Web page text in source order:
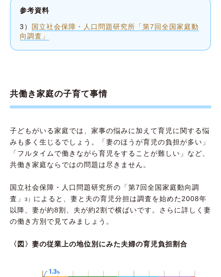
参考資料
3）
国立社会保障・人口問題研究所「第7回全国家庭動
向調査」
共働き家庭の子育て事情
子どもがいる家庭では、家事の悩みに加えて育児に関する悩
みも多く生じるでしょう。「妻のほうが育児の負担が多い」
「フルタイムで働きながら育児をすることが難しい」など、
共働き家庭ならではの問題は尽きません。
国立社会保障・人口問題研究所の「第7回全国家庭動向調
査」
3） によると、妻と夫の育児分担は調査を始めた2008年
以降、妻が約8割、夫が約2割で横ばいです。さらに詳しく妻
の働き方別で見てみましょう。
〈図〉妻の従業上の地位別にみた夫婦の育児負担割合